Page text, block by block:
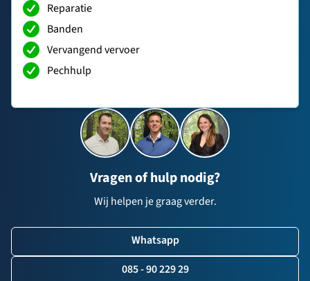
Reparatie
Banden
Vervangend vervoer
Pechhulp
Vragen of hulp nodig?
Wij helpen je graag verder.
Whatsapp
085 - 90 229 29